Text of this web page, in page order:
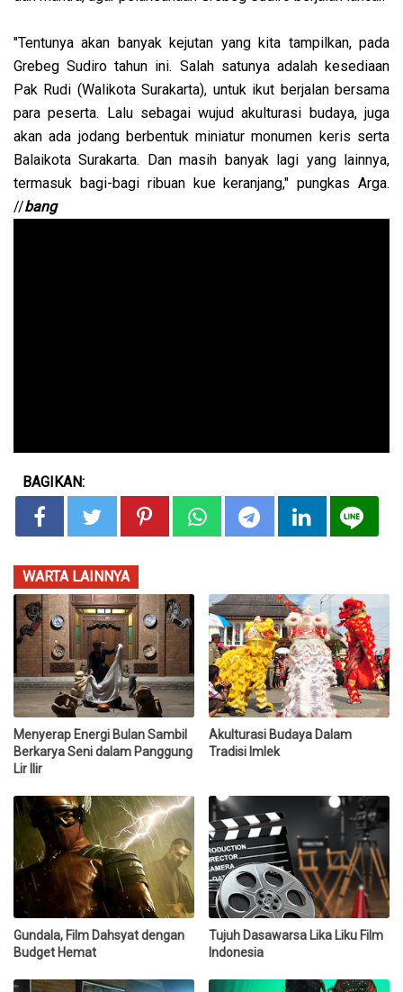
"Tentunya akan banyak kejutan yang kita tampilkan, pada
Grebeg Sudiro tahun ini. Salah satunya adalah kesediaan
Pak Rudi (Walikota Surakarta), untuk ikut berjalan bersama
para peserta. Lalu sebagai wujud akulturasi budaya, juga
akan ada jodang berbentuk miniatur monumen keris serta
Balaikota Surakarta. Dan masih banyak lagi yang lainnya,
termasuk bagi-bagi ribuan kue keranjang," pungkas Arga.
//bang
BAGIKAN:
WARTA LAINNYA
Menyerap Energi Bulan Sambil
Berkarya Seni dalam Panggung
Lir Ilir
Akulturasi Budaya Dalam
Tradisi Imlek
Gundala, Film Dahsyat dengan
Budget Hemat
Tujuh Dasawarsa Lika Liku Film
Indonesia